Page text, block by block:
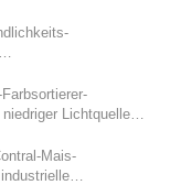
Zertifikat
Lichtquelle
Mais-